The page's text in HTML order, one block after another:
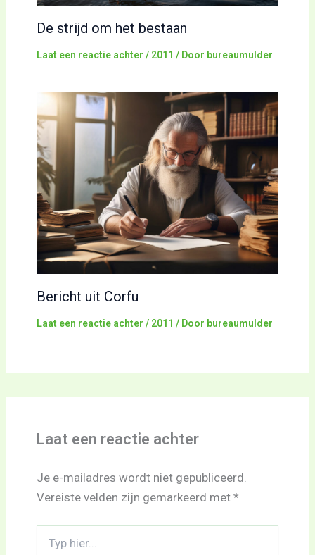
De strijd om het bestaan
Laat een reactie achter / 2011 / Door bureaumulder
Bericht uit Corfu
Laat een reactie achter / 2011 / Door bureaumulder
Laat een reactie achter
Je e-mailadres wordt niet gepubliceerd.
Vereiste velden zijn gemarkeerd met *
hier...